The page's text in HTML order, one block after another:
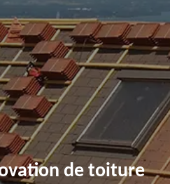
de toiture